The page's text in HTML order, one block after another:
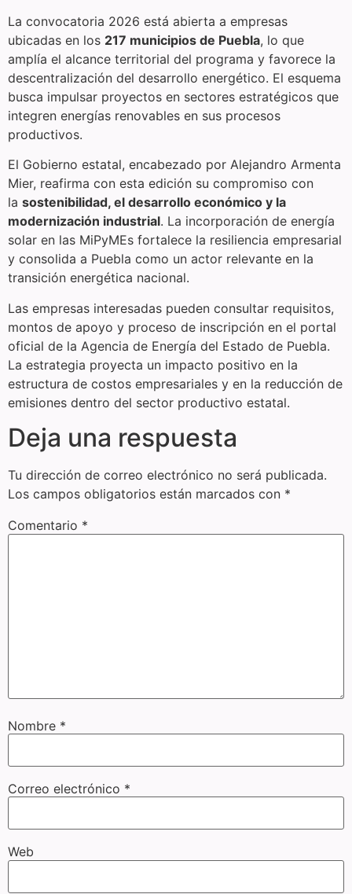
La convocatoria 2026 está abierta a empresas
ubicadas en los 217 municipios de Puebla, lo que
amplía el alcance territorial del programa y favorece la
descentralización del desarrollo energético. El esquema
busca impulsar proyectos en sectores estratégicos que
integren energías renovables en sus procesos
productivos.
El Gobierno estatal, encabezado por Alejandro Armenta
Mier, reafirma con esta edición su compromiso con
la sostenibilidad, el desarrollo económico y la
modernización industrial. La incorporación de energía
solar en las MiPyMEs fortalece la resiliencia empresarial
y consolida a Puebla como un actor relevante en la
transición energética nacional.
Las empresas interesadas pueden consultar requisitos,
montos de apoyo y proceso de inscripción en el portal
oficial de la Agencia de Energía del Estado de Puebla.
La estrategia proyecta un impacto positivo en la
estructura de costos empresariales y en la reducción de
emisiones dentro del sector productivo estatal.
Deja una respuesta
Tu dirección de correo electrónico no será publicada.
Los campos obligatorios están marcados con *
Comentario *
Nombre *
Correo electrónico *
Web